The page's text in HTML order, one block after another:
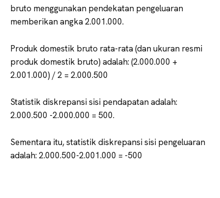
bruto menggunakan pendekatan pengeluaran
memberikan angka 2.001.000.
Produk domestik bruto rata-rata (dan ukuran resmi
produk domestik bruto) adalah: (2.000.000 +
2.001.000) / 2 = 2.000.500
Statistik diskrepansi sisi pendapatan adalah:
2.000.500 -2.000.000 = 500.
Sementara itu, statistik diskrepansi sisi pengeluaran
adalah: 2.000.500-2.001.000 = -500